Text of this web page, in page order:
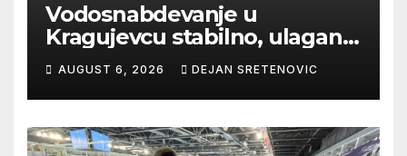
Vodosnabdevanje u
Kragujevcu stabilno, ulaganja
obezbedila sigurnije
snabdevanje
AUGUST 6, 2026 DEJAN SRETENOVIC